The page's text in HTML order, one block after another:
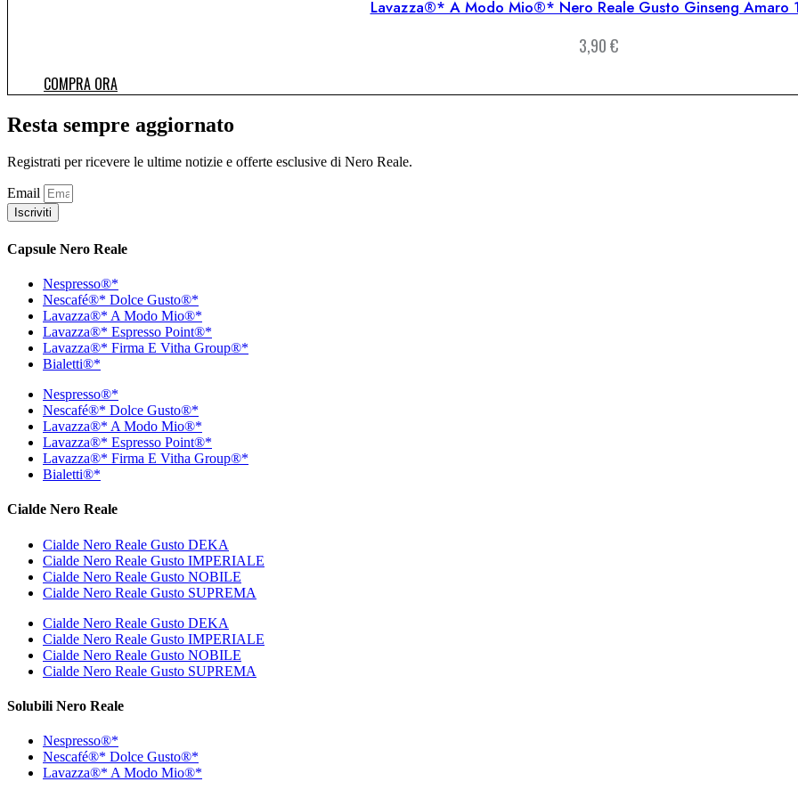
Lavazza®* A Modo Mio®* Nero Reale Gusto Ginseng Amaro
3,90€
COMPRA ORA
Resta sempre aggiornato
Registrati per ricevere le ultime notizie e offerte esclusive di Nero Reale.
Email
Iscriviti
Capsule Nero Reale
Nespresso®*
Nescafé®* Dolce Gusto®*
Lavazza®* A Modo Mio®*
Lavazza®* Espresso Point®*
Lavazza®* Firma E Vitha Group®*
Bialetti®*
Nespresso®*
Nescafé®* Dolce Gusto®*
Lavazza®* A Modo Mio®*
Lavazza®* Espresso Point®*
Lavazza®* Firma E Vitha Group®*
Bialetti®*
Cialde Nero Reale
Cialde Nero Reale Gusto DEKA
Cialde Nero Reale Gusto IMPERIALE
Cialde Nero Reale Gusto NOBILE
Cialde Nero Reale Gusto SUPREMA
Cialde Nero Reale Gusto DEKA
Cialde Nero Reale Gusto IMPERIALE
Cialde Nero Reale Gusto NOBILE
Cialde Nero Reale Gusto SUPREMA
Solubili Nero Reale
Nespresso®*
Nescafé®* Dolce Gusto®*
Lavazza®* A Modo Mio®*